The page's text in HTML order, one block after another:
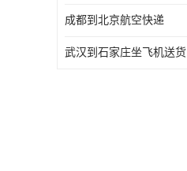
成都到北京航空快递
武汉到石家庄坐飞机送货